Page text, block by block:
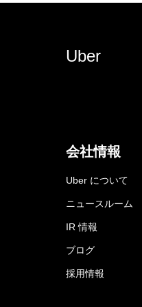
Uber
会社情報
Uber について
ニュースルーム
IR 情報
ブログ
採用情報